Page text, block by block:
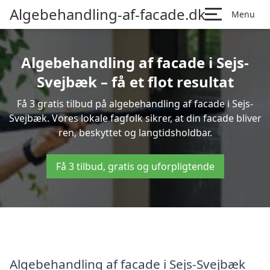
Algebehandling-af-facade.dk Menu
Algebehandling af facade i Sejs-
Svejbæk – få et flot resultat
Få 3 gratis tilbud på algebehandling af facade i Sejs-
Svejbæk. Vores lokale fagfolk sikrer, at din facade bliver
ren, beskyttet og langtidsholdbar.
Få 3 tilbud, gratis og uforpligtende
Algebehandling af facade i Sejs-Svejbæk